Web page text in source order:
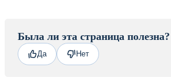
Была ли эта страница полезна?
Да Нет